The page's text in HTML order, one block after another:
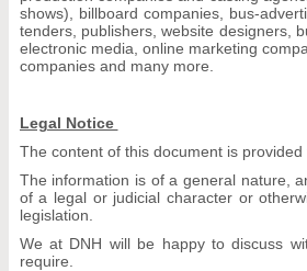
shows), billboard companies, bus-
tenders, publishers, website designers,
electronic media, online marketing
companies and many more.
Legal Notice
The content of this document is
The information is of a general nature,
of a legal or judicial character or
legislation.
We at DNH will be happy to discuss
require.